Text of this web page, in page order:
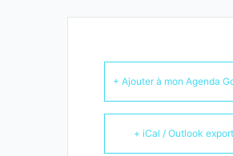
+ Ajouter à mon Agenda
+ iCal / Outlook export